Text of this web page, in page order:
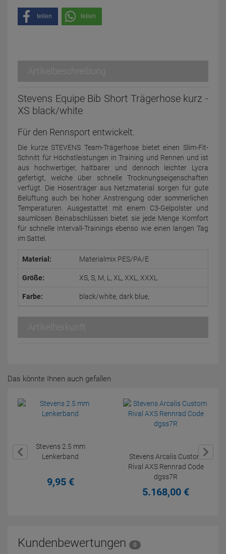
teilen teilen
Artikelbeschreibung
Stevens Equipe Bib Short Trägerhose kurz -
XS black/white
Für den Rennsport entwickelt.
Die kurze STEVENS Team-Trägerhose bietet einen Slim-Fit-
Schnitt für Höchstleistungen in Training und Rennen und ist
aus hochwertiger, haltbarer und dennoch leichter Lycra
gefertigt, welche über schnelle Trocknungseigenschaften
verfügt. Die Hosenträger aus Netzmaterial sorgen für gute
Belüftung auch bei hoher Anstrengung oder sommerlichen
Temperaturen. Ausgestattet mit einem C3-Gelpolster und
saumlosen Beinabschlüssen bietet sie jede Menge Komfort
für schnelle Intervall-Trainings ebenso wie einen langen Tag
im Sattel.
Material: Materialmix PES/PA/E
Größe: XS, S, M, L, XL, XXL, XXXL
Farbe: black/white, dark blue,
Artikelherkunft
Das könnte Ihnen auch gefallen
Stevens 2.5 mm
Lenkerband
9,95 €
Stevens Arcalis Custom
Rival AXS Rennrad Code
dgss7R
5.168,00 €
Kundenbewertungen 0